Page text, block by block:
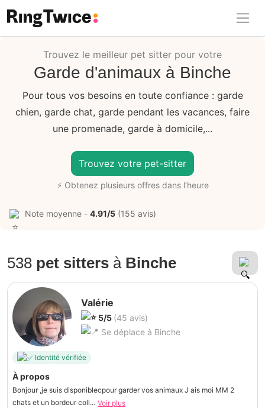
Ring Twice
Trouvez le meilleur pet sitter pour votre
Garde d'animaux à Binche
Pour tous vos besoins en toute confiance : garde
chien, garde chat, garde pendant les vacances, faire
une promenade, garde à domicile,...
Trouvez votre pet-sitter
⚡ Obtenez plusieurs offres dans l’heure
Note moyenne - 4.91/5 (155 avis)
538 pet sitters à Binche
Valérie
5/5 (45 avis)
Se déplace à Binche
Identité vérifiée
À propos
Bonjour ,je suis disponiblecpour garder vos animaux J ais moi MM 2
chats et un bordeur coll... Voir plus